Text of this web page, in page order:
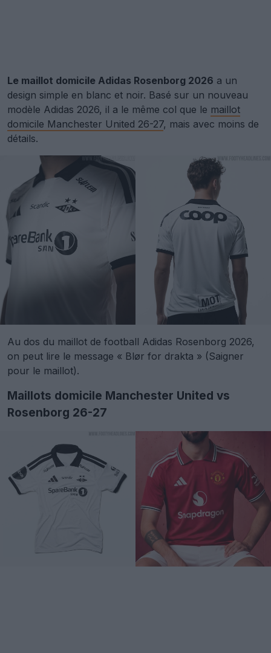
Le maillot domicile Adidas Rosenborg 2026 a un
design simple en blanc et noir. Basé sur un nouveau
modèle Adidas 2026, il a le même col que le maillot
domicile Manchester United 26-27, mais avec moins de
détails.
Au dos du maillot de football Adidas Rosenborg 2026,
on peut lire le message « Blør for drakta » (Saigner
pour le maillot).
Maillots domicile Manchester United vs
Rosenborg 26-27